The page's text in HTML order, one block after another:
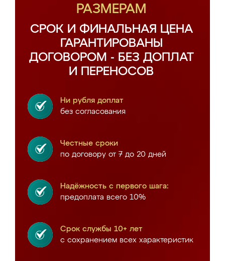
РАЗМЕРАМ
СРОК И ФИНАЛЬНАЯ ЦЕНА
ГАРАНТИРОВАНЫ
ДОГОВОРОМ - БЕЗ ДОПЛАТ
И ПЕРЕНОСОВ
Ни рубля доплат
без согласования
Честные сроки
по договору от 7 до 20 дней
Надёжность с первого шага:
предоплата всего 10%
Срок службы 10+ лет
с сохранением всех характеристик